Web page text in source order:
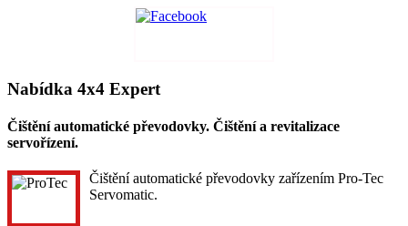
Nabídka 4x4 Expert
Čištění automatické převodovky. Čištění a revitalizace
servořízení.
Čištění automatické převodovky zařízením Pro-Tec
Servomatic.